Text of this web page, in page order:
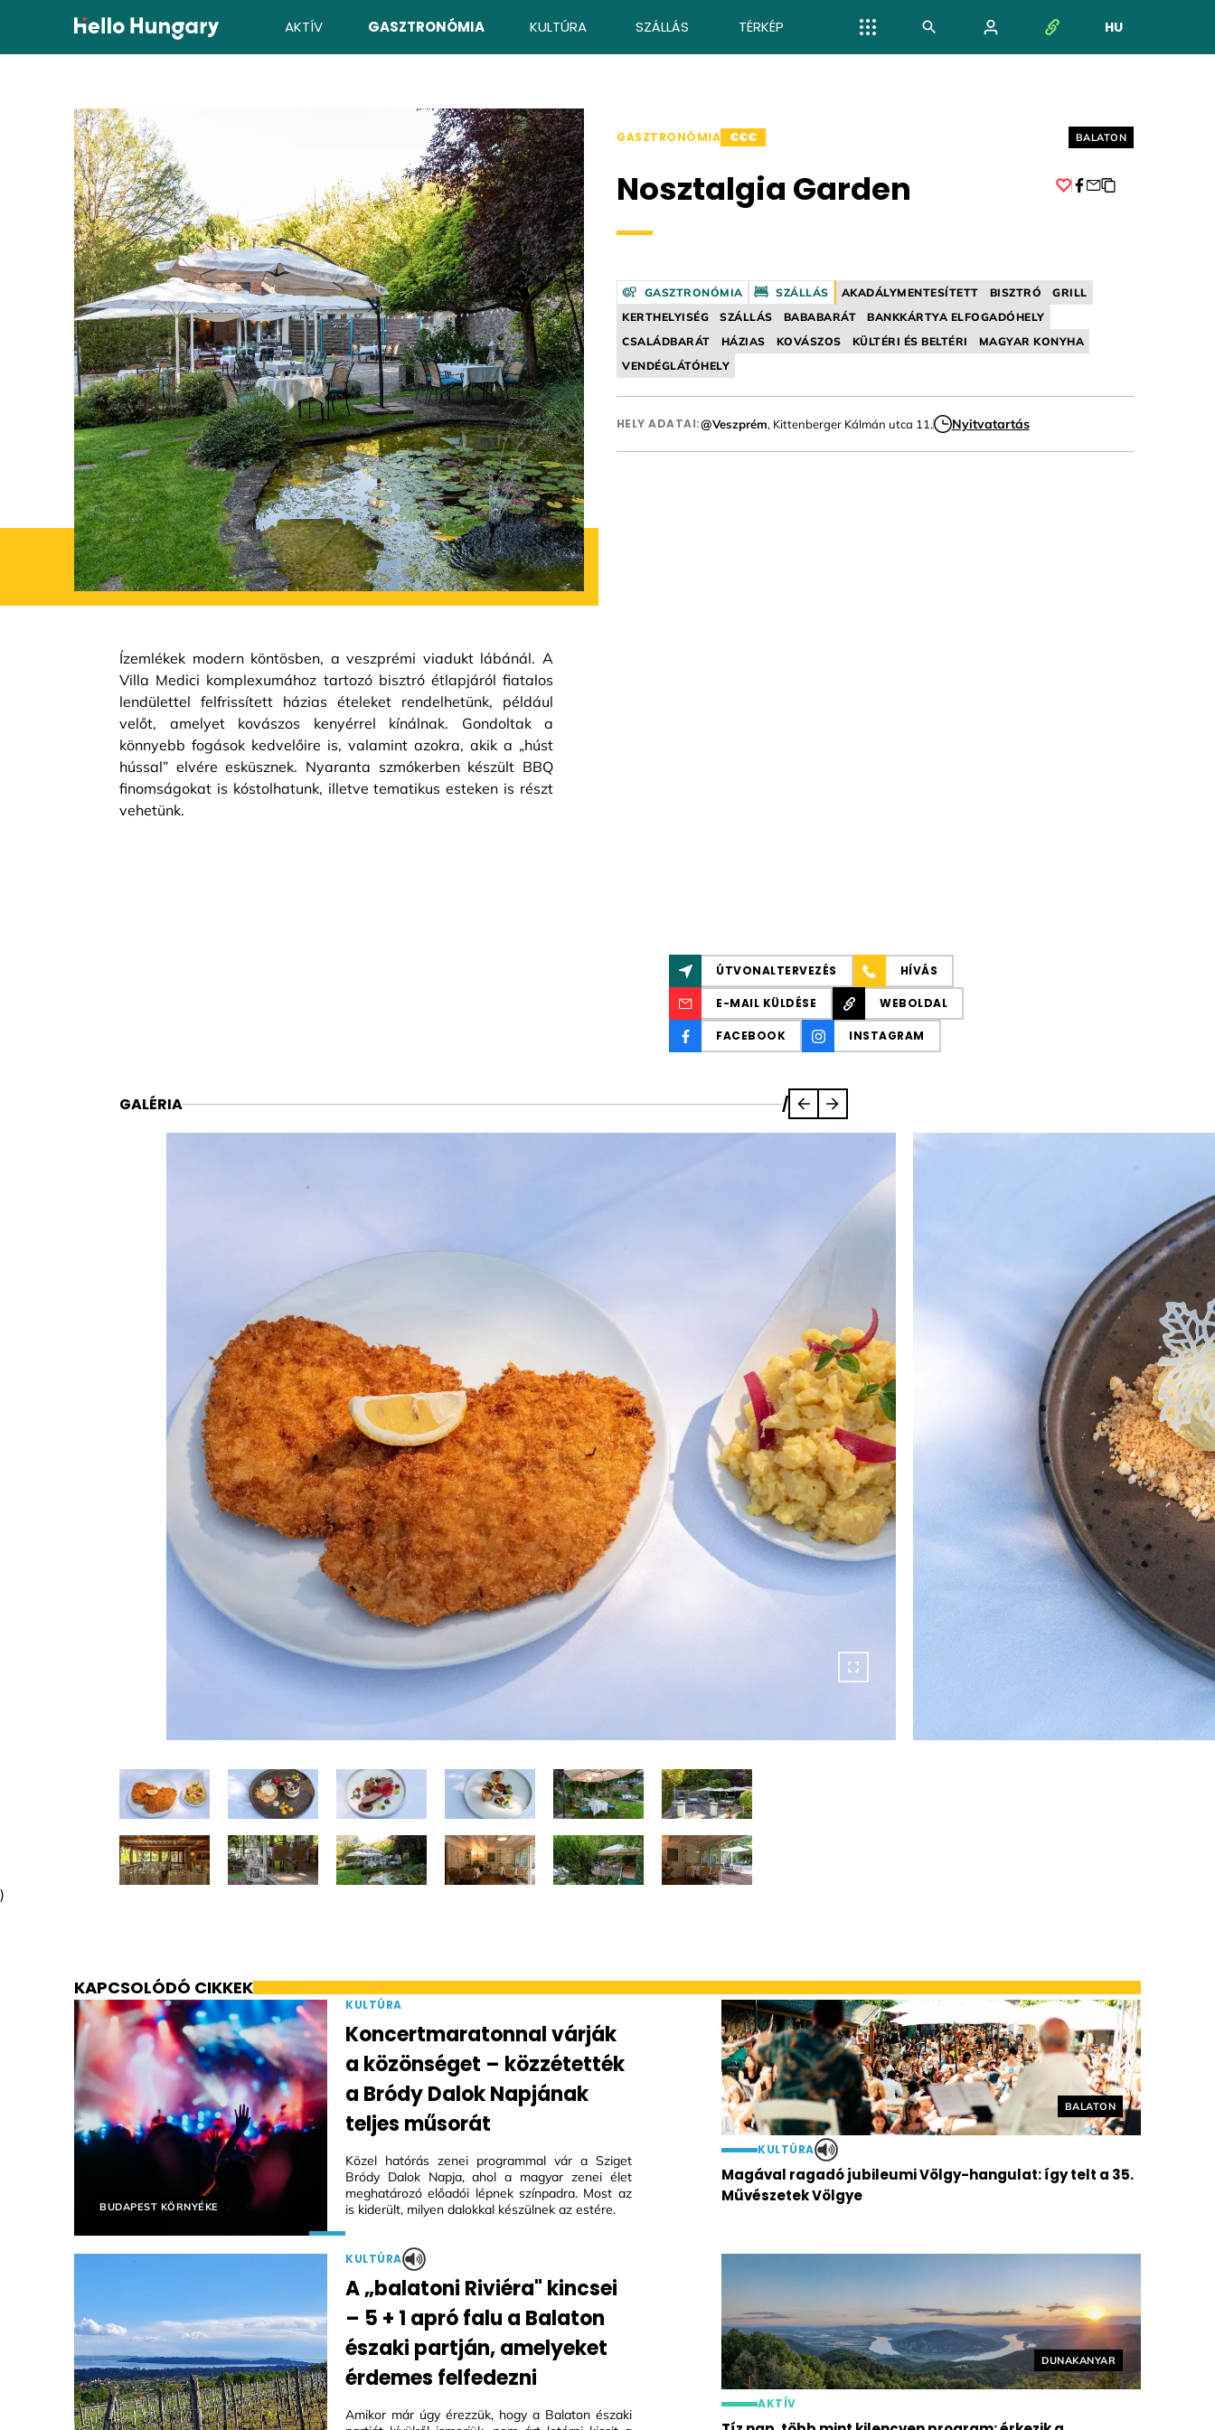
Ugrás a tartalomhoz AKTÍV GASZTRONÓMIA KULTÚRA SZÁLLÁS TÉRKÉP HU
NYELV
GASZTRONÓMIA €€€ Helyszín címkék:
BALATON
Nosztalgia Garden
GASZTRONÓMIA SZÁLLÁS AKADÁLYMENTESÍTETT BISZTRÓ
GRILL
KERTHELYISÉG
SZÁLLÁS BABABARÁT
BANKKÁRTYA ELFOGADÓHELY
CSALÁDBARÁT
HÁZIAS KOVÁSZOS KÜLTÉRI ÉS BELTÉRI
MAGYAR KONYHA
VENDÉGLÁTÓHELY
HELY ADATAI:@Veszprém, Kittenberger Kálmán utca 11. Nyitvatartás
Ízemlékek modern köntösben, a veszprémi viadukt lábánál. A
Villa Medici komplexumához tartozó bisztró étlapjáról fiatalos
lendülettel felfrissített házias ételeket rendelhetünk, például
velőt, amelyet kovászos kenyérrel kínálnak. Gondoltak a
könnyebb fogások kedvelőire is, valamint azokra, akik a „húst
hússal” elvére esküsznek. Nyaranta szmókerben készült BBQ
finomságokat is kóstolhatunk, illetve tematikus esteken is részt
vehetünk.
ÚTVONALTERVEZÉS HÍVÁS
E-MAIL KÜLDÉSE WEBOLDAL
FACEBOOK INSTAGRAM
GALÉRIA /
)
KAPCSOLÓDÓ CIKKEK
Helyszín címkék:
BUDAPEST KÖRNYÉKE
KULTÚRA
Koncertmaratonnal várják
a közönséget – közzétették
a Bródy Dalok Napjának
teljes műsorát
Közel hatórás zenei programmal vár a Sziget
Bródy Dalok Napja, ahol a magyar zenei élet
meghatározó előadói lépnek színpadra. Most az
is kiderült, milyen dalokkal készülnek az estére.
Helyszín címkék:
BALATON
KULTÚRA
Magával ragadó jubileumi Völgy-hangulat: így telt a 35.
Művészetek Völgye
KULTÚRA
A „balatoni Riviéra" kincsei
– 5 + 1 apró falu a Balaton
északi partján, amelyeket
érdemes felfedezni
Amikor már úgy érezzük, hogy a Balaton északi
Helyszín címkék:
DUNAKANYAR
AKTÍV